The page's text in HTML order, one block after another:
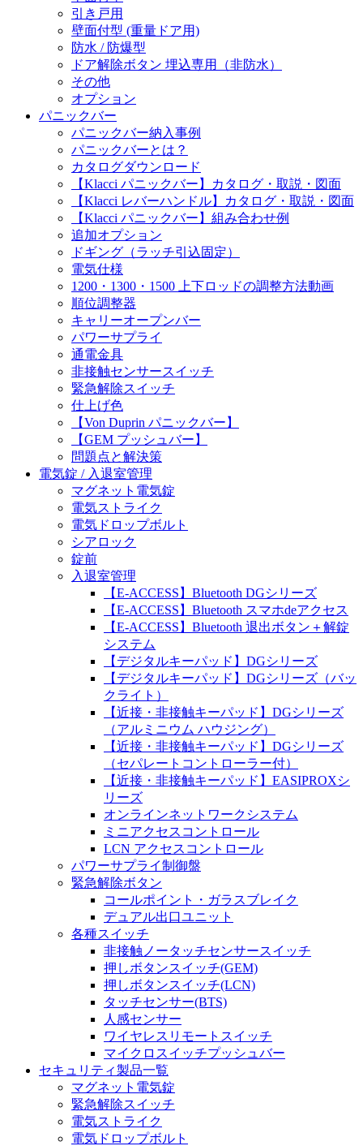
引き戸用
壁面付型 (重量ドア用)
防水 / 防爆型
ドア解除ボタン 埋込専用（非防水）
その他
オプション
パニックバー
パニックバー納入事例
パニックバーとは？
カタログダウンロード
【Klacci パニックバー】カタログ・取説・図面
【Klacci レバーハンドル】カタログ・取説・図面
【Klacci パニックバー】組み合わせ例
追加オプション
ドギング（ラッチ引込固定）
電気仕様
1200・1300・1500 上下ロッドの調整方法動画
順位調整器
キャリーオープンバー
パワーサプライ
通電金具
非接触センサースイッチ
緊急解除スイッチ
仕上げ色
【Von Duprin パニックバー】
【GEM プッシュバー】
問題点と解決策
電気錠 / 入退室管理
マグネット電気錠
電気ストライク
電気ドロップボルト
シアロック
錠前
入退室管理
【E-ACCESS】Bluetooth DGシリーズ
【E-ACCESS】Bluetooth スマホdeアクセス
【E-ACCESS】Bluetooth 退出ボタン＋解錠
システム
【デジタルキーパッド】DGシリーズ
【デジタルキーパッド】DGシリーズ（バッ
クライト）
【近接・非接触キーパッド】DGシリーズ
（アルミニウム ハウジング）
【近接・非接触キーパッド】DGシリーズ
（セパレートコントローラー付）
【近接・非接触キーパッド】EASIPROXシ
リーズ
オンラインネットワークシステム
ミニアクセスコントロール
LCN アクセスコントロール
パワーサプライ制御盤
緊急解除ボタン
コールポイント・ガラスブレイク
デュアル出口ユニット
各種スイッチ
非接触ノータッチセンサースイッチ
押しボタンスイッチ(GEM)
押しボタンスイッチ(LCN)
タッチセンサー(BTS)
人感センサー
ワイヤレスリモートスイッチ
マイクロスイッチプッシュバー
セキュリティ製品一覧
マグネット電気錠
緊急解除スイッチ
電気ストライク
電気ドロップボルト